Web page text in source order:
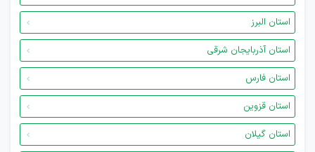
استان البرز
استان آذربایجان شرقی
استان فارس
استان قزوین
استان گیلان